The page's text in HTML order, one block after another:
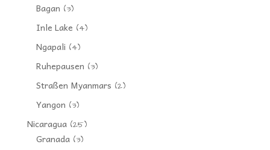
Bagan (3)
Inle Lake (4)
Ngapali (4)
Ruhepausen (3)
Straßen Myanmars (2)
Yangon (3)
Nicaragua(25)
Granada(3)